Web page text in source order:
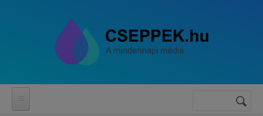
Keresés